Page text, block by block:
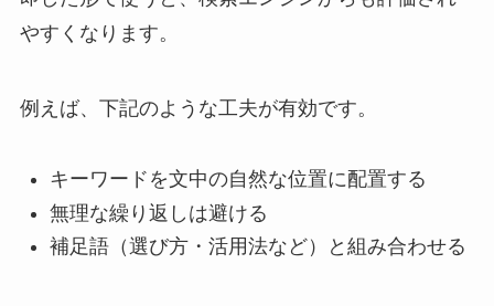
やすくなります。
例えば、下記のような工夫が有効です。
キーワードを文中の自然な位置に配置する
無理な繰り返しは避ける
補足語（選び方・活用法など）と組み合わせる